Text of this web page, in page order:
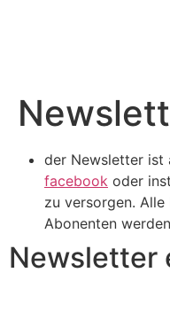
der Newsletter ist
facebook oder
zu versorgen.
Abonenten
Newsletter